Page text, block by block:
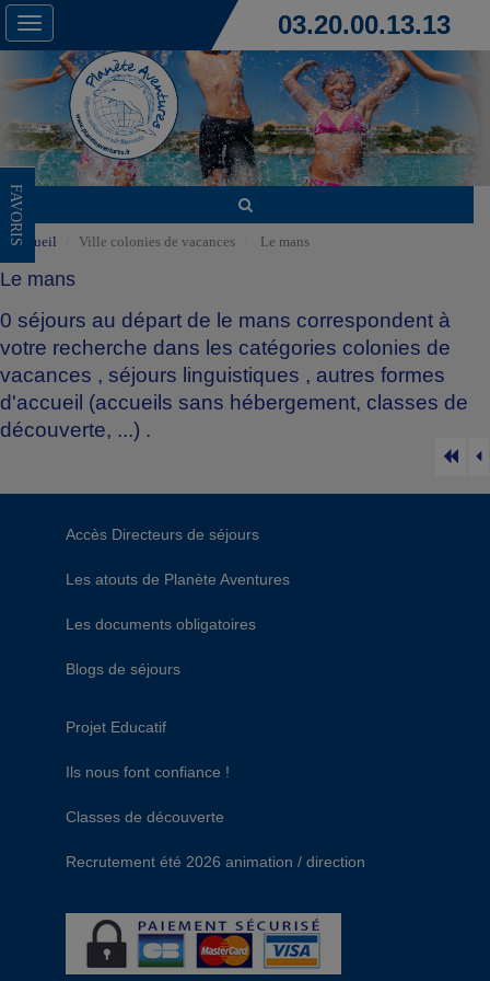
Toggle
navigation
03.20.00.13.13
FAVORIS
Accueil Ville colonies de vacances Le mans
Le mans
0 séjours au départ de le mans correspondent à
votre recherche dans les catégories colonies de
vacances , séjours linguistiques , autres formes
d'accueil (accueils sans hébergement, classes de
découverte, ...) .
Accès Directeurs de séjours
Les atouts de Planète Aventures
Les documents obligatoires
Blogs de séjours
Projet Educatif
Ils nous font confiance !
Classes de découverte
Recrutement été 2026 animation / direction